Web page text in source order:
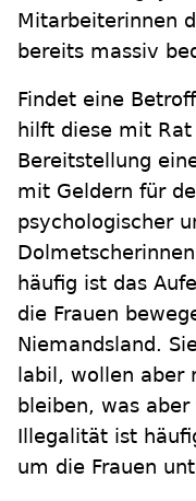
Mitarbeiterinnen
bereits massiv
Findet eine
hilft diese mit
Bereitstellung
mit Geldern für
psychologischer
häufig ist das
die Frauen
Niemandsland.
labil, wollen aber
bleiben, was
Illegalität ist
um die Frauen